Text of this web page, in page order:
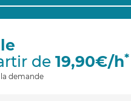
de 19,90€/h*
demande